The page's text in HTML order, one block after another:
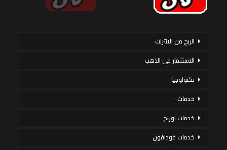
الربح من الانترنت
الاستثمار فى الذهب
تكنولوجيا
خدمات
خدمات اورنج
خدمات فودافون